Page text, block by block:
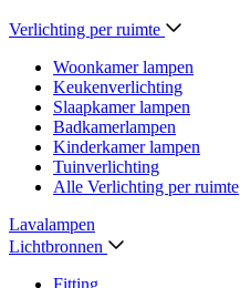
Verlichting per ruimte
Woonkamer lampen
Keukenverlichting
Slaapkamer lampen
Badkamerlampen
Kinderkamer lampen
Tuinverlichting
Alle Verlichting per ruimte
Lavalampen
Lichtbronnen
Fitting